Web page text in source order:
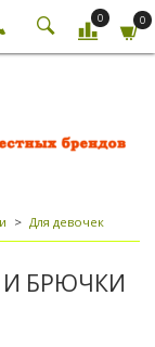
0 0
Для девочек
И БРЮЧКИ